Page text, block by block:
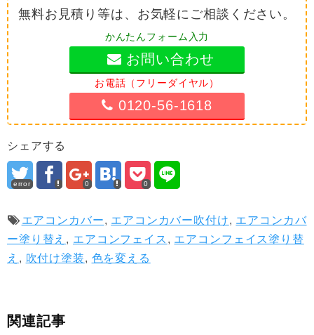
無料お見積り等は、お気軽にご相談ください。
かんたんフォーム入力
お問い合わせ
お電話（フリーダイヤル）
0120-56-1618
シェアする
error 0 0
エアコンカバー, エアコンカバー吹付け, エアコンカバ
ー塗り替え , エアコンフェイス , エアコンフェイス塗り替
え , 吹付け塗装, 色を変える
関連記事